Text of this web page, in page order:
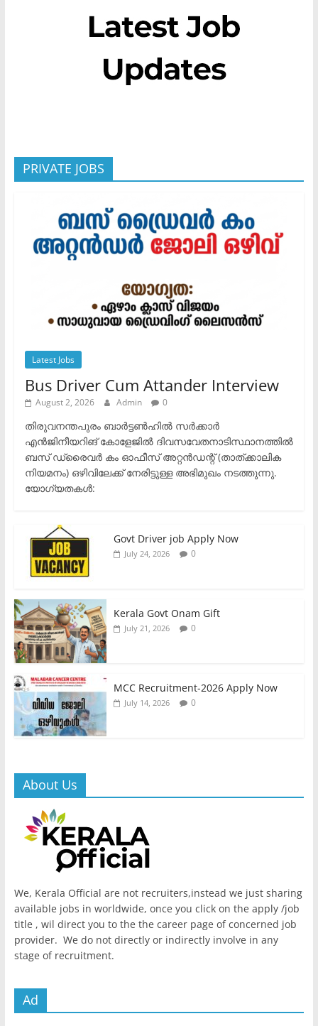
PRIVATE JOBS
Latest Jobs
Bus Driver Cum Attander Interview
August 2, 2026 Admin 0
തിരുവനന്തപുരം ബാർട്ടൺഹിൽ സർക്കാർ
എൻജിനീയറിങ് കോളേജിൽ ദിവസവേതനാടിസ്ഥാനത്തിൽ
ബസ് ഡ്രൈവർ കം ഓഫീസ് അറ്റൻഡന്റ് (താത്ക്കാലിക
നിയമനം) ഒഴിവിലേക്ക് നേരിട്ടുള്ള അഭിമുഖം നടത്തുന്നു.​
യോഗ്യതകൾ:
Govt Driver job Apply Now
July 24, 2026 0
Kerala Govt Onam Gift
July 21, 2026 0
MCC Recruitment-2026 Apply Now
July 14, 2026 0
About Us
We, Kerala Official are not recruiters,instead we just sharing
available jobs in worldwide, once you click on the apply /job
title , wil direct you to the the career page of concerned job
provider. We do not directly or indirectly involve in any
stage of recruitment.
Ad